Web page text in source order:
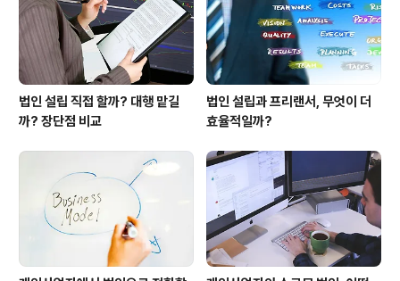
탁이나 유령회사를 방지하기 위해 꼼꼼한 심사를 진행한
다. 이 과정에서 대표자가 제출해야 하..
법인 설립 직접 할까? 대행 맡길
까? 장단점 비교
법인 설립과 프리랜서, 무엇이 더
효율적일까?